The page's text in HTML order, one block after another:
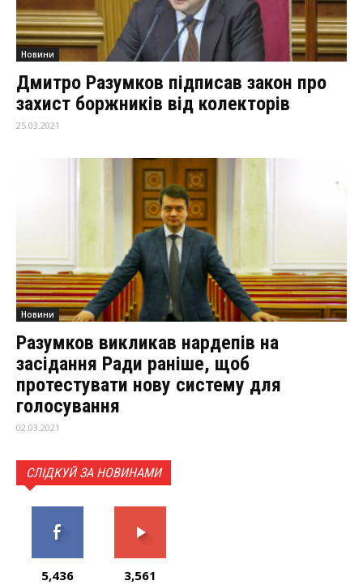
Новини
Дмитро Разумков підписав закон про
захист боржників від колекторів
25.03.2021
Новини
Разумков викликав нардепів на
засідання Ради раніше, щоб
протестувати нову систему для
голосування
02.03.2021
СЛІДКУЙ ЗА НОВИНАМИ
5,436 3,561